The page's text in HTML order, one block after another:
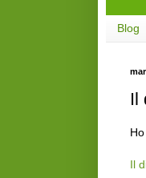
Blog
Il
Il